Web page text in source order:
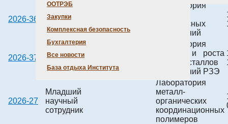
ООТРЭБ
Закупки
Комплексная безопасность
Бухгалтерия
Все новости
База отдыха Института
2026-36
Ведущий
научный
сотрудник
Лаборатория
комплексных
соединений
2026-37
научный
сотрудник
Лаборатория
синтеза и роста
монокристаллов
соединений РЗЭ
2026-27
Младший
научный
сотрудник
Лаборатория
металл-
органических
координационных
полимеров